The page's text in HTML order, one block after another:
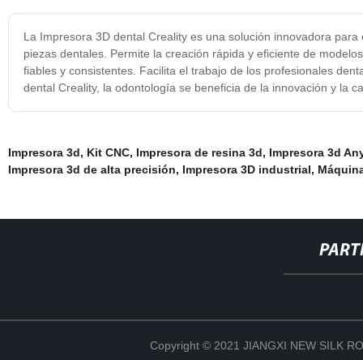
La Impresora 3D dental Creality es una solución innovadora
piezas dentales. Permite la creación rápida y eficiente de
fiables y consistentes. Facilita el trabajo de los profesionales
dental Creality, la odontología se beneficia de la innovación y la
Impresora 3d, Kit CNC, Impresora de resina 3d, Impresora 3d
Impresora 3d de alta precisión, Impresora 3D industrial,
Copyright © 2021 JIANGXI NEW SILK